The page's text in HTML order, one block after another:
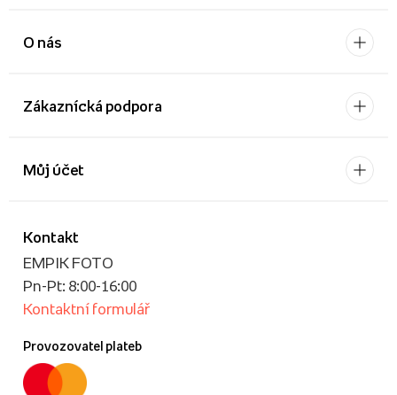
O nás
Zákaznícká podpora
Kontakt
EMPIK FOTO
Pn-Pt: 8:00-16:00
Kontaktní formulář
Provozovatel plateb
Můj účet